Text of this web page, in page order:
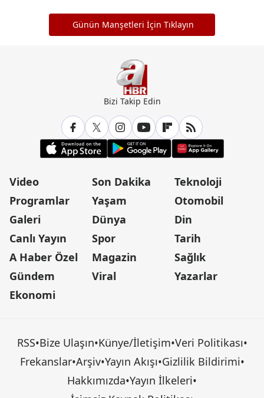
Günün Manşetleri İçin Tıklayın
Bizi Takip Edin
Video
Programlar
Galeri
Canlı Yayın
A Haber Özel
Gündem
Ekonomi
Son Dakika
Yaşam
Dünya
Spor
Magazin
Viral
Teknoloji
Otomobil
Din
Tarih
Sağlık
Yazarlar
RSS•Bize Ulaşın•Künye/İletişim•Veri Politikası•
Frekanslar•Arşiv•Yayın Akışı•Gizlilik Bildirimi•
Hakkımızda•Yayın İlkeleri•